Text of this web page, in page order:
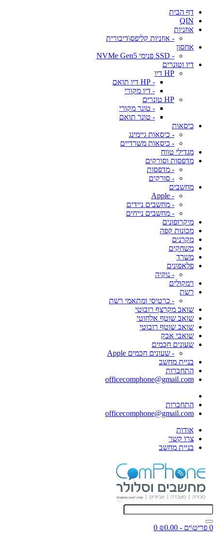
דף הבית
QIN
אוזניות
- אוזניות קליפס\דיבורית
אחסון
- SSD פנימי NVMe Gen5
דיו וטונרים
HP דיו
- HP דיו תואם
- דיו מקורי
HP טונרים
- טונר מקורי
- טונר תואם
כיסאות
- כיסאות גיימינג
- כיסאות משרדיים
מגדילי טווח
מדפסות וסורקים
- מדפסות
- סורקים
מחשבים
- Apple
- מחשבים ניידים
- מחשבים נייחים
מיקרופונים
מכונות קפה
מקרנים
משחקים
משרד
פלאפונים
- נוקיה
רמקולים
רשת
- כרטיסי ומתאמי רשת
שואב מקרצף רובוטי
שואב שוטף אלחוטי
שואב שוטף רובוטי
שואבי אבק
שעונים חכמים
- שעונים חכמים Apple
בניית מחשב
התחברות
officecomphone@gmail.com
התחברות
officecomphone@gmail.com
אודות
צרו קשר
בניית מחשב
0 פריט\ים - ₪0.00
0